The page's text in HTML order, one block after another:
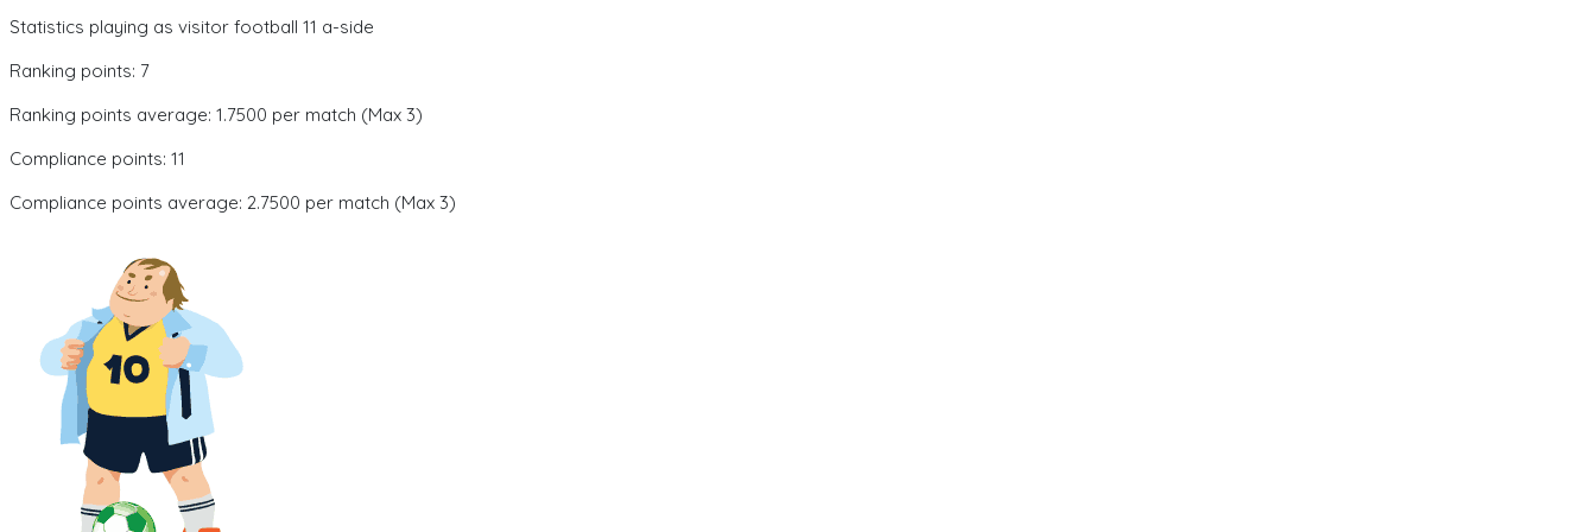
Statistics playing as visitor football 11 a-side
Ranking points: 7
Ranking points average: 1.7500 per match (Max 3)
Compliance points: 11
Compliance points average: 2.7500 per match (Max 3)